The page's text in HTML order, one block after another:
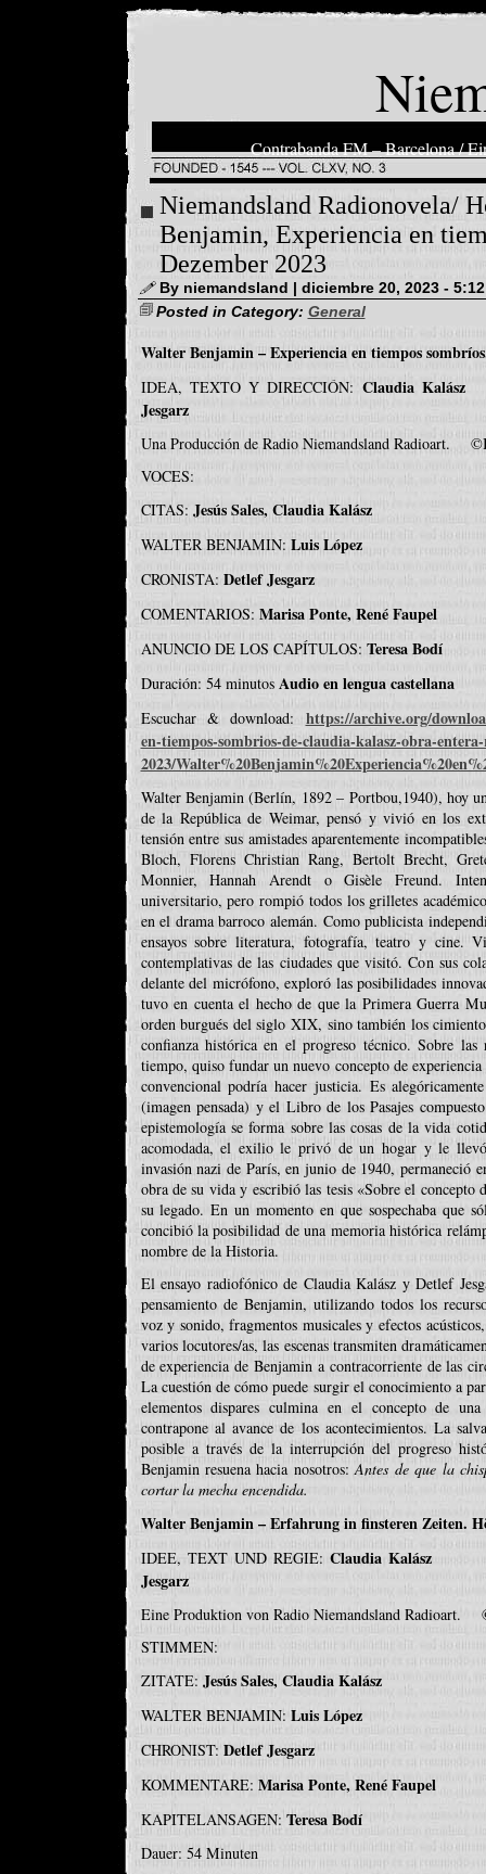
Contrabanda FM – Barcelona /
Niemandsland Radionovela/
Benjamin, Experiencia en
Dezember 2023
By niemandsland | diciembre 20, 2023 -
Posted in Category: General
Walter Benjamin – Experiencia en tiempos
IDEA, TEXTO Y DIRECCIÓN: Claudia Kalász
Jesgarz
Una Producción de Radio Niemandsland Radioart.
VOCES:
CITAS: Jesús Sales, Claudia Kalász
WALTER BENJAMIN: Luis López
CRONISTA: Detlef Jesgarz
COMENTARIOS: Marisa Ponte, René Faupel
ANUNCIO DE LOS CAPÍTULOS: Teresa Bodí
Duración: 54 minutos Audio en lengua castellana
Escuchar & download: https://archive.org/
en-tiempos-sombrios-de-claudia-kalasz-obra-
2023/
Walter Benjamin (Berlín, 1892 – Portbou,1940), hoy
de la República de Weimar, pensó y vivió en los
tensión entre sus amistades aparentemente
Bloch, Florens Christian Rang, Bertolt Brecht,
Monnier, Hannah Arendt o Gisèle Freund.
universitario, pero rompió todos los grilletes
en el drama barroco alemán. Como publicista
ensayos sobre literatura, fotografía, teatro y cine.
contemplativas de las ciudades que visitó. Con sus
delante del micrófono, exploró las posibilidades
tuvo en cuenta el hecho de que la Primera Guerra
orden burgués del siglo XIX, sino también los
confianza histórica en el progreso técnico. Sobre las
tiempo, quiso fundar un nuevo concepto de
convencional podría hacer justicia. Es
(imagen pensada) y el Libro de los Pasajes
epistemología se forma sobre las cosas de la vida
acomodada, el exilio le privó de un hogar y le
invasión nazi de París, en junio de 1940, permaneció
obra de su vida y escribió las tesis «Sobre el concepto
su legado. En un momento en que sospechaba que
concibió la posibilidad de una memoria histórica
nombre de la Historia.
El ensayo radiofónico de Claudia Kalász y Detlef
pensamiento de Benjamin, utilizando todos los
voz y sonido, fragmentos musicales y efectos
varios locutores/as, las escenas transmiten
de experiencia de Benjamin a contracorriente de las
La cuestión de cómo puede surgir el conocimiento a
elementos dispares culmina en el concepto de
contrapone al avance de los acontecimientos. La
posible a través de la interrupción del progreso
Benjamin resuena hacia nosotros:Antes de que la
cortar la mecha encendida.
Walter Benjamin – Erfahrung in finsteren Zeiten.
IDEE, TEXT UND REGIE: Claudia Kalász
Jesgarz
Eine Produktion von Radio Niemandsland Radioart.
STIMMEN:
ZITATE: Jesús Sales, Claudia Kalász
WALTER BENJAMIN: Luis López
CHRONIST: Detlef Jesgarz
KOMMENTARE: Marisa Ponte, René Faupel
KAPITELANSAGEN: Teresa Bodí
Dauer: 54 Minuten